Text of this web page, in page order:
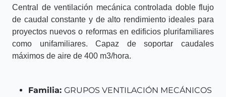
Central de ventilación mecánica controlada doble flujo
de caudal constante y de alto rendimiento ideales para
proyectos nuevos o reformas en edificios plurifamiliares
como unifamiliares. Capaz de soportar caudales
máximos de aire de 400 m3/hora.
Familia: GRUPOS VENTILACIÓN MECÁNICOS